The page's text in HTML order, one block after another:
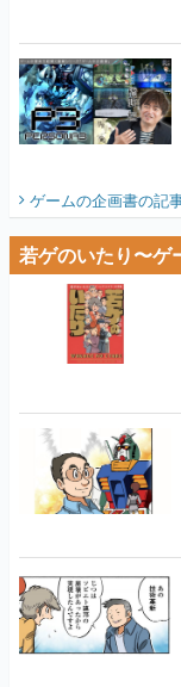
ゲームの企画書の記
若ゲのいたり〜ゲ